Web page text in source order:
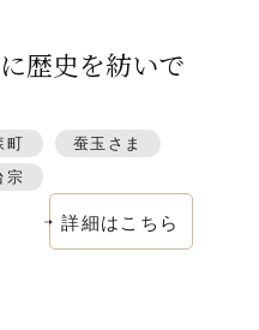
歴史を紡いで
町
蚕玉さま
宗
詳細はこちら